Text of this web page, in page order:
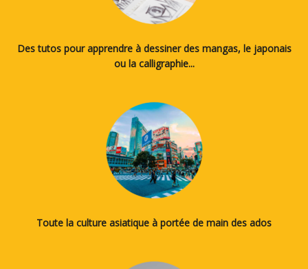
Des tutos pour apprendre à dessiner des mangas, le japonais
ou la calligraphie...
Toute la culture asiatique à portée de main des ados